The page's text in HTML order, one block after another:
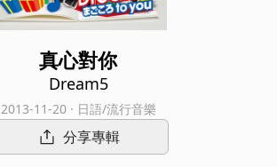
真心對你
Dream5
2013-11-20 · 日語/流行音樂
分享專輯